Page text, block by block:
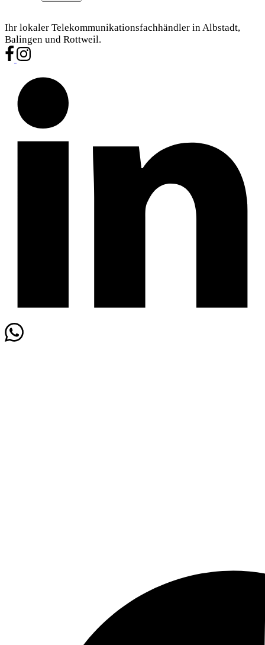
Ihr lokaler Telekommunikationsfachhändler in Albstadt,
Balingen und Rottweil.